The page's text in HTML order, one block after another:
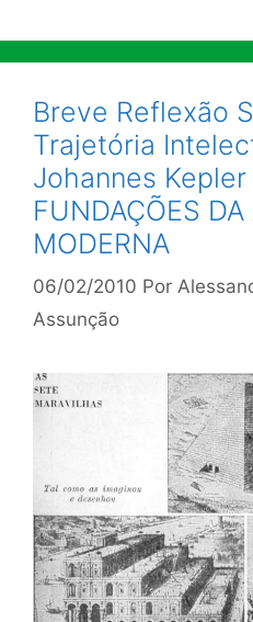
Breve Reflexão
Trajetória
Johannes Kepler
FUNDAÇÕES
MODERNA
06/02/2010 Por
Assunção